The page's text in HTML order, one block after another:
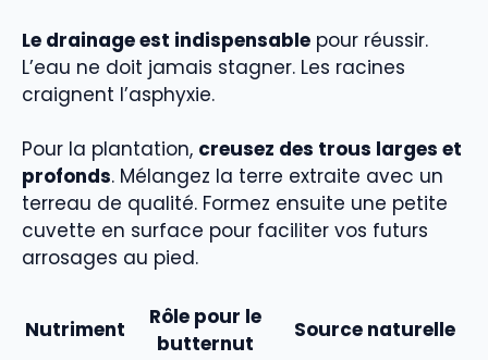
Le drainage est indispensable pour réussir.
L’eau ne doit jamais stagner. Les racines
craignent l’asphyxie.
Pour la plantation, creusez des trous larges et
profonds. Mélangez la terre extraite avec un
terreau de qualité. Formez ensuite une petite
cuvette en surface pour faciliter vos futurs
arrosages au pied.
Nutriment
Rôle pour le
butternut
Source naturelle